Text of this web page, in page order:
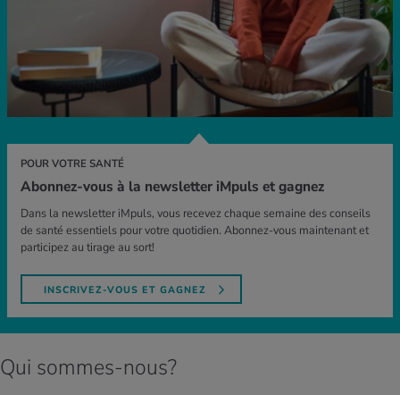
POUR VOTRE SANTÉ
Abonnez-vous à la newsletter iMpuls et gagnez
Dans la newsletter iMpuls, vous recevez chaque semaine des conseils
de santé essentiels pour votre quotidien. Abonnez-vous maintenant et
participez au tirage au sort!
INSCRIVEZ-VOUS ET GAGNEZ
Qui sommes-nous?